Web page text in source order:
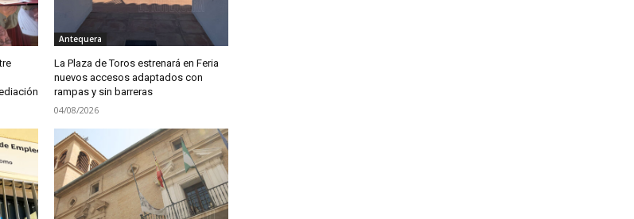
Antequera
La Plaza de Toros estrenará en Feria
nuevos accesos adaptados con
rampas y sin barreras
04/08/2026